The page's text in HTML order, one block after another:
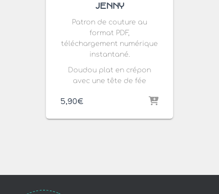
JENNY
Patron de couture au
format PDF,
téléchargement numérique
instantané.
Doudou plat en crépon
avec une tête de fée
5,90€